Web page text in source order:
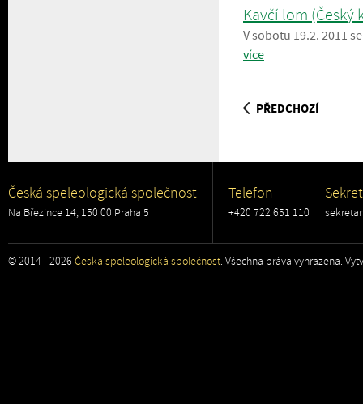
Kavčí lom (Český
V sobotu 19.2. 2011
více
PŘEDCHOZÍ
Česká speleologická společnost
Na Březince 14, 150 00 Praha 5
Telefon
+420 722 651 110
© 2014 - 2026 Česká speleologická společnost. Všechna práva vyhrazena.